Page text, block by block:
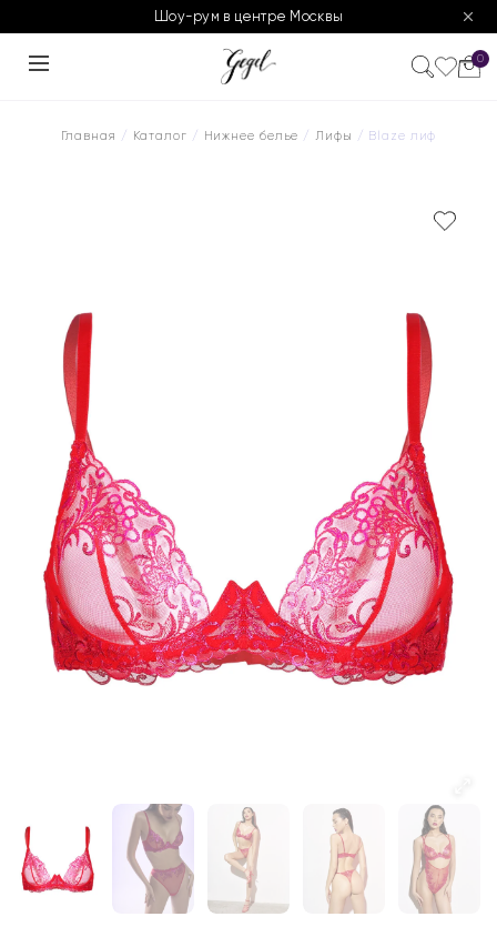
Шоу-рум в центре Москвы
0
Главная / Каталог / Нижнее белье /Лифы / Blaze лиф